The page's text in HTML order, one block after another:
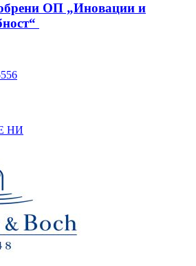
ОП „Иновации и
56
НИ